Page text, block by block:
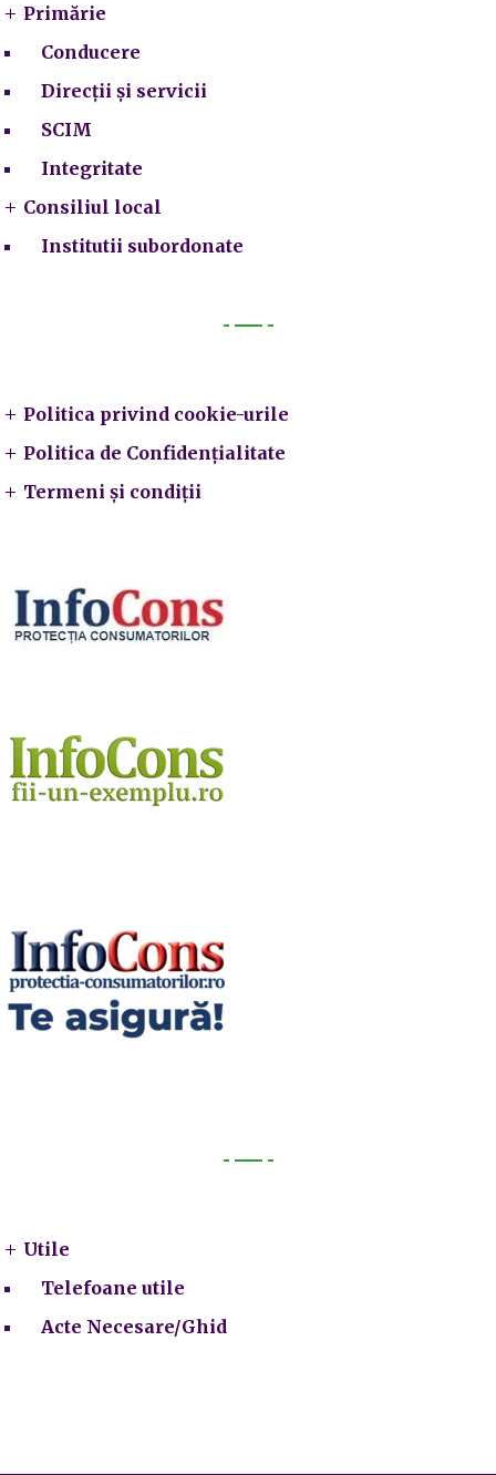
Primărie
Conducere
Direcții și servicii
SCIM
Integritate
Consiliul local
Institutii subordonate
Politica privind cookie-urile
Politica de Confidențialitate
Termeni și condiții
Utile
Telefoane utile
Acte Necesare/Ghid